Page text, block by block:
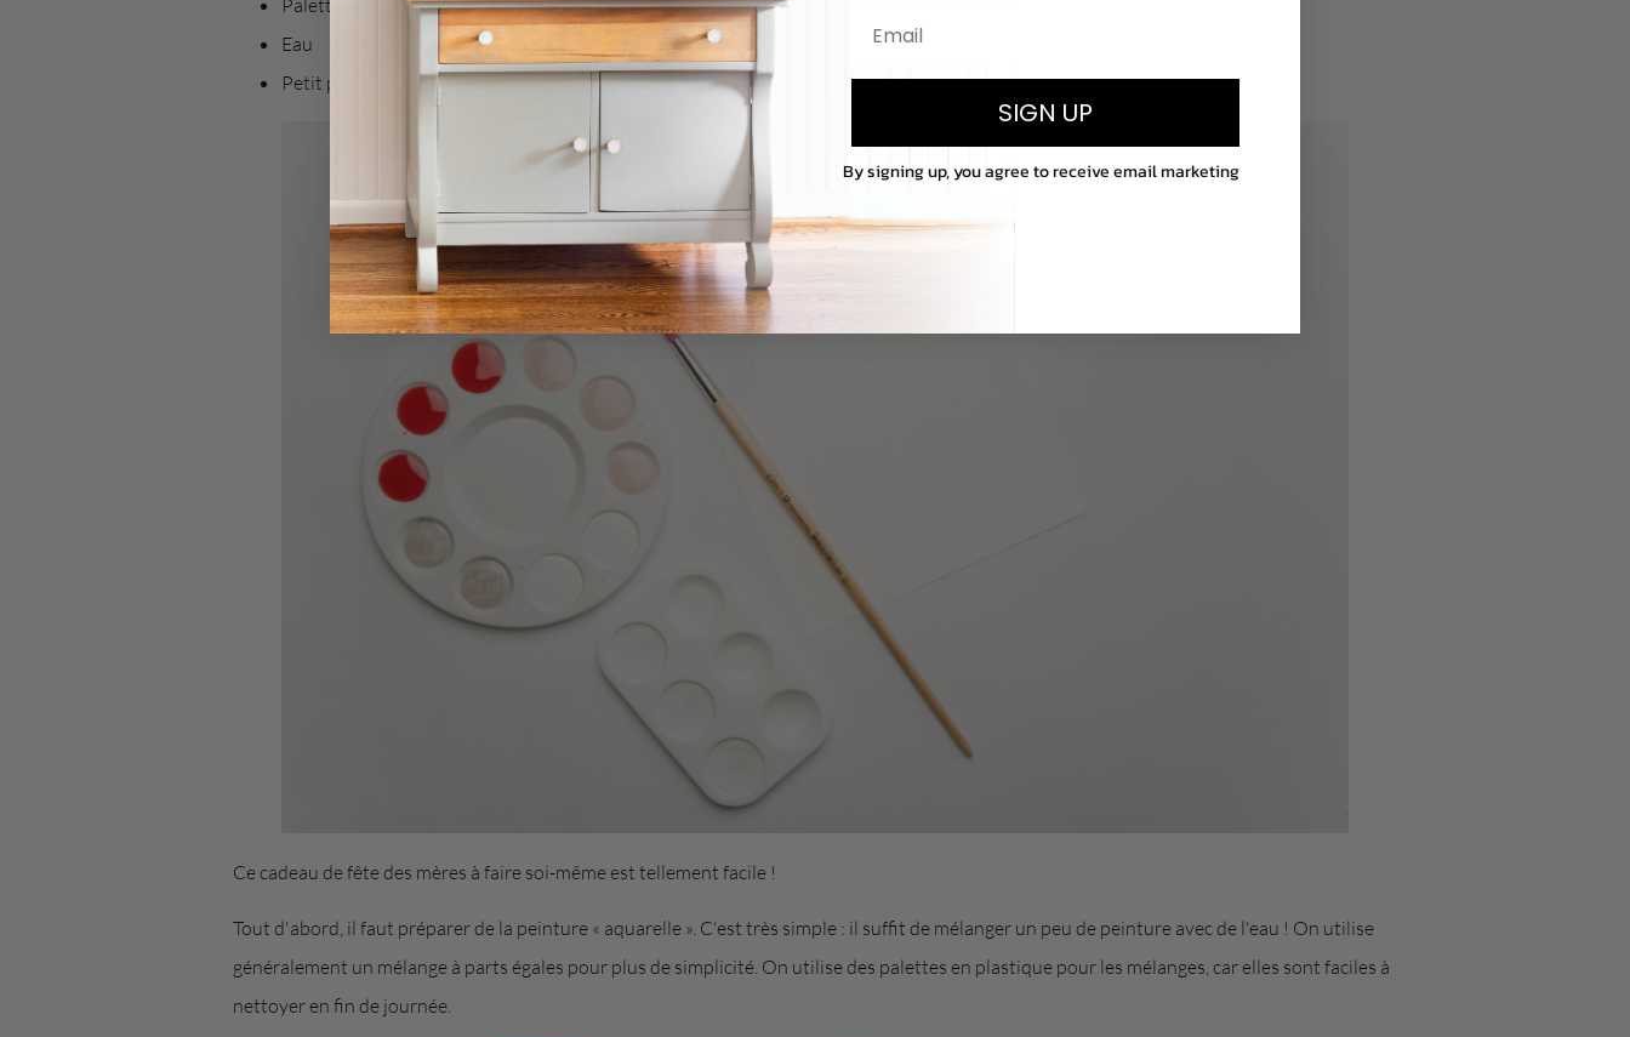
Eau
Petit pinceau à peinture pour loisirs créatifs
Ce cadeau de fête des mères à faire soi-même est tellement facile !
Tout d'abord, il faut préparer de la peinture « aquarelle ». C'est très simple : il suffit de mélanger un peu de peinture avec de l'eau ! On utilise
généralement un mélange à parts égales pour plus de simplicité. On utilise des palettes en plastique pour les mélanges, car elles sont faciles à
nettoyer en fin de journée.
SIGN UP
By signing up, you agree to receive email marketing